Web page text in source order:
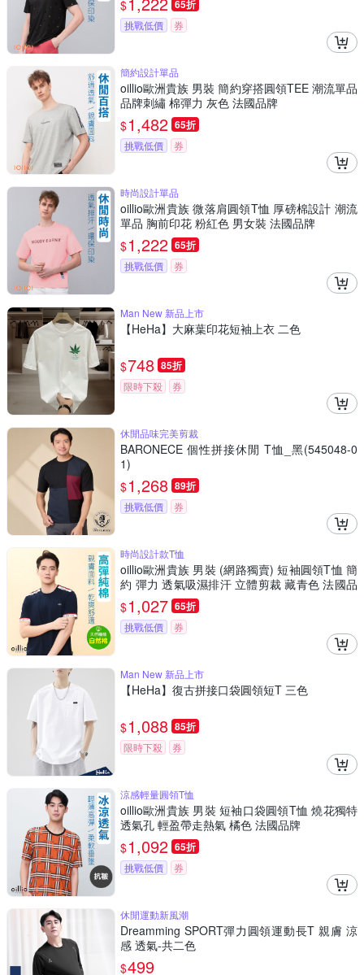
$ 65折
挑戰低價 券
簡約設計單品
oillio歐洲貴族 男裝 簡約穿搭圓領TEE 潮流單品
品牌刺繡 棉彈力 灰色 法國品牌
$1,482 65折
挑戰低價 券
時尚設計單品
oillio歐洲貴族 微落肩圓領T恤 厚磅棉設計 潮流
單品 胸前印花 粉紅色 男女裝 法國品牌
$1,222 65折
挑戰低價 券
Man New 新品上市
【HeHa】大麻葉印花短袖上衣 二色
$748 85折
限時下殺 券
休閒品味完美剪裁
BARONECE 個性拼接休閒 T恤_黑(545048-0
1)
$1,268 89折
挑戰低價 券
時尚設計款T恤
oillio歐洲貴族 男裝 (網路獨賣) 短袖圓領T恤 簡
約 彈力 透氣吸濕排汗 立體剪裁 藏青色 法國品
牌
$1,027 65折
挑戰低價 券
Man New 新品上市
【HeHa】復古拼接口袋圓領短T 三色
$1,088 85折
限時下殺 券
涼感輕量圓領T恤
oillio歐洲貴族 男裝 短袖口袋圓領T恤 燒花獨特
透氣孔 輕盈帶走熱氣 橘色 法國品牌
$1,092 65折
挑戰低價 券
休閒運動新風潮
Dreamming SPORT彈力圓領運動長T 親膚 涼
感 透氣-共二色
$499